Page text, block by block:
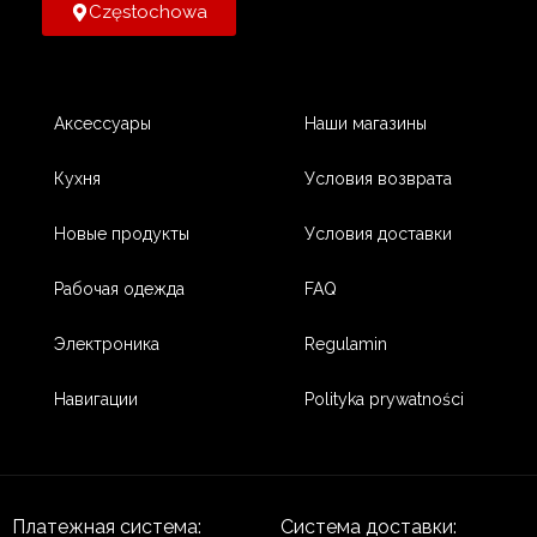
Częstochowa
Аксессуары
Кухня
Новые продукты
Рабочая одежда
Электроника
Навигации
Наши магазины
Условия возврата
Условия доставки
FAQ
Regulamin
Polityka prywatności
Платежная система: Система доставки: